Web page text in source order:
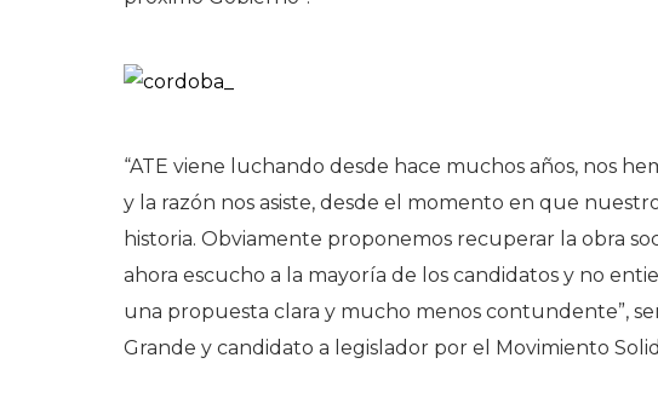
“ATE viene luchando desde hace muchos años, nos
y la razón nos asiste, desde el momento en que
historia. Obviamente proponemos recuperar la obra
ahora escucho a la mayoría de los candidatos y no
una propuesta clara y mucho menos contundente”,
Grande y candidato a legislador por el Movimiento